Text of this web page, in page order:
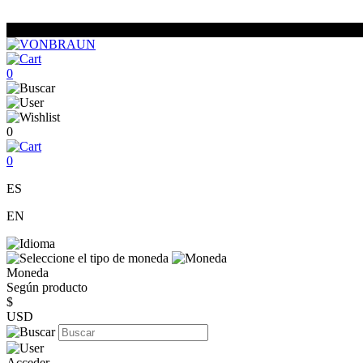
0
0
0
ES
EN
Moneda
Según producto
$
USD